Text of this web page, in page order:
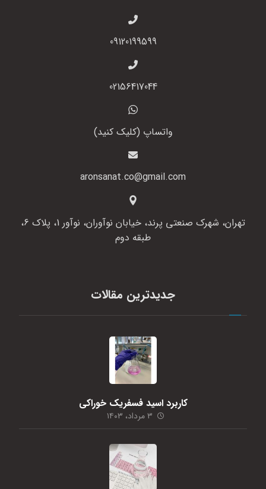
09120199599
02156417044
واتساپ (کلیک کنید)
aronsanat.co@gmail.com
تهران، شهرک صنعتی پرند، خیابان نوآوران، نوآور 1، پلاک 6،
طبقه دوم
جدیدترین مقالات
کاربرد اسید فسفریک خوراکی
۳ مرداد، ۱۴۰۳